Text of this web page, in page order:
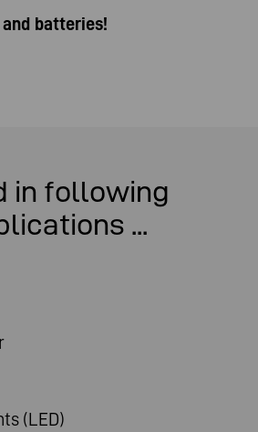
batteries!
in following
...
(LED)